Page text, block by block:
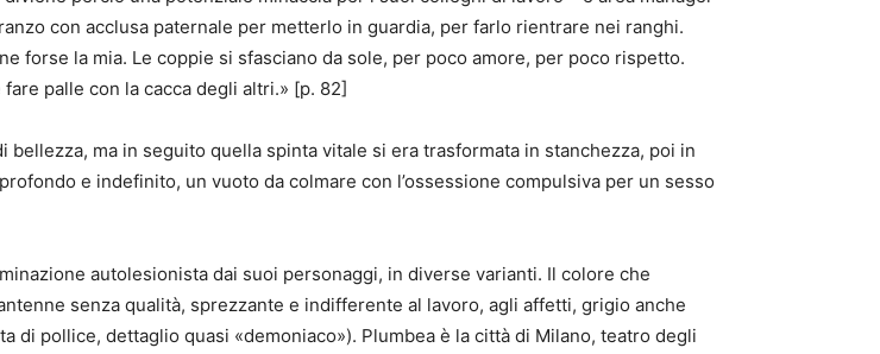
con acclusa paternale per metterlo in guardia, per farlo rientrare nei ranghi.
forse la mia. Le coppie si sfasciano da sole, per poco amore, per poco rispetto.
palle con la cacca degli altri.» [p. 82]
ma in seguito quella spinta vitale si era trasformata in stanchezza, poi in
e indefinito, un vuoto da colmare con l’ossessione compulsiva per un sesso
autolesionista dai suoi personaggi, in diverse varianti. Il colore che
senza qualità, sprezzante e indifferente al lavoro, agli affetti, grigio anche
di pollice, dettaglio quasi «demoniaco»). Plumbea è la città di Milano, teatro degli